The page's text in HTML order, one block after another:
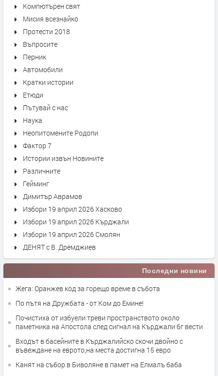
Компютърен свят
Мисия всезнайко
Протести 2018
Въпросите
Перник
Автомобили
Кратки истории
Етюди
Пътувай с нас
Наука
Неопитомените Родопи
Фактор 7
Истории извън Новините
Различните
Гейминг
Димитър Аврамов
Избори 19 април 2026 Хасково
Избори 19 април 2026 Кърджали
Избори 19 април 2026 Смолян
ДЕНЯТ с В. Дремджиев
Последни новини
Жега: Оранжев код за горещо време в събота
По пътя на Дружбата - от Ком до Емине!
Почистиха от избуели треви пространството около
паметника на Апостола след сигнал на Кърджали бг вести
Входът в басейните в Кърджалийско скочи двойно с
въвеждане на еврото,на места достигна 15 евро
Канят на събор в Биволяне в памет на Елмалъ баба